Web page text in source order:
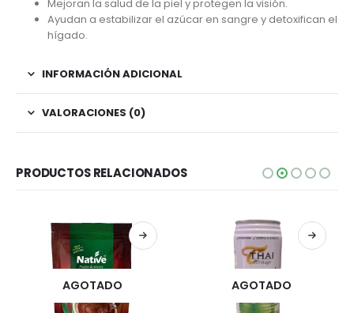
Mejoran la salud de la piel y protegen la visión.
Ayudan a estabilizar el azúcar en sangre y detoxifican el
hígado.
INFORMACIÓN ADICIONAL
VALORACIONES (0)
PRODUCTOS RELACIONADOS
AGOTADO AGOTADO